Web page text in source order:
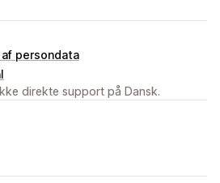
persondata
direkte support på Dansk.